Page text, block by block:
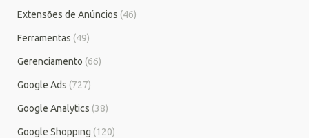
Extensões de Anúncios (46)
Ferramentas (49)
Gerenciamento (66)
Google Ads (727)
Google Analytics (38)
Google Shopping (120)